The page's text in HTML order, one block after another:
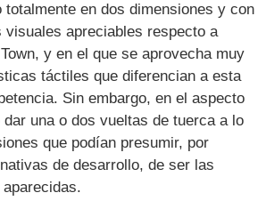
en dos dimensiones y con
visuales apreciables respecto a
y en el que se aprovecha muy
táctiles que diferencian a esta
Sin embargo, en el aspecto
dar una o dos vueltas de tuerca a lo
que podían presumir, por
de desarrollo, de ser las